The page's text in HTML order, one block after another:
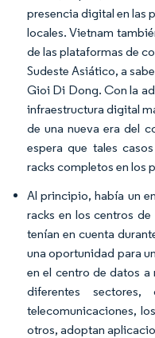
presencia digital en las
locales. Vietnam
de las plataformas de
Sudeste Asiático, a
Gioi Di Dong. Con la
infraestructura digital
de una nueva era del
espera que tales
racks completos en los
Al principio, había un
racks en los centros
tenían en cuenta
una oportunidad para
en el centro de datos a
diferentes
telecomunicaciones,
otros, adoptan